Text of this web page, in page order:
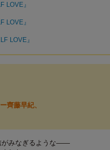
LOVE』
LOVE』
LOVE』
齊藤早紀、
がみなぎるような――